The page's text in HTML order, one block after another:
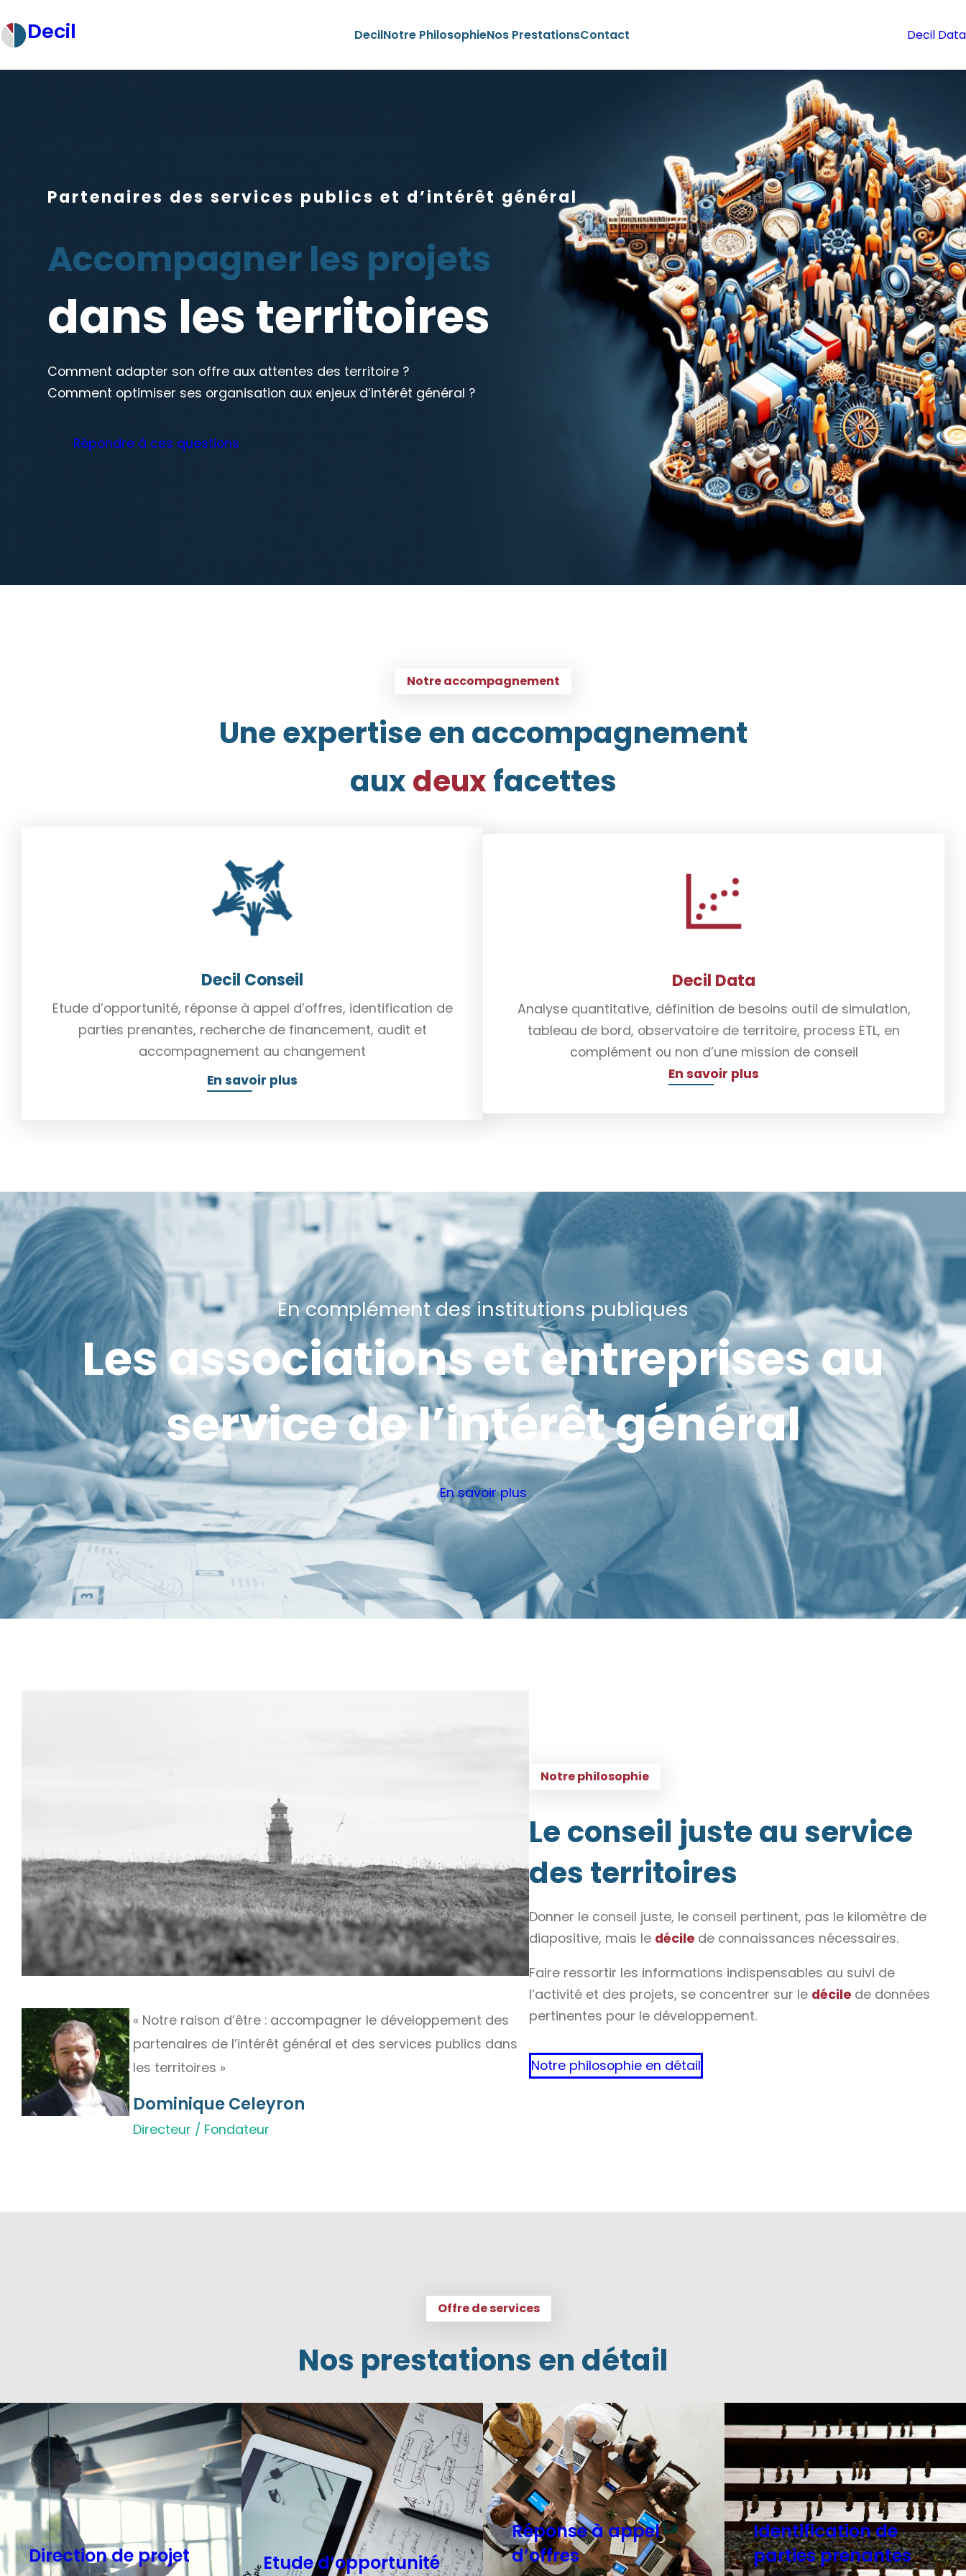
Decil DecilNotre PhilosophieNos PrestationsContact Decil Data
Partenaires des services publics et d’intérêt général
Accompagner les projets
dans les territoires
Comment adapter son offre aux attentes des territoire ?
Comment optimiser ses organisation aux enjeux d’intérêt général ?
Répondre à ces questions
Notre accompagnement
Une expertise en accompagnement
auxdeuxfacettes
Decil Conseil
Etude d’opportunité, réponse à appel d’offres, identification de
parties prenantes, recherche de financement, audit et
accompagnement au changement
En savoir plus
Decil Data
Analyse quantitative, définition de besoins outil de simulation,
tableau de bord, observatoire de territoire, process ETL, en
complément ou non d’une mission de conseil
En savoir plus
En complément des institutions publiques
Les associations et entreprises au
service de l’intérêt général
En savoir plus
« Notre raison d’être : accompagner le développement des
partenaires de l’intérêt général et des services publics dans
les territoires »
Dominique Celeyron
Directeur / Fondateur
Notre philosophie
Le conseil juste au service
des territoires
Donner le conseil juste, le conseil pertinent, pas le kilomètre de
diapositive, mais le décile de connaissances nécessaires.
Faire ressortir les informations indispensables au suivi de
l’activité et des projets, se concentrer sur le décile de données
pertinentes pour le développement.
Notre philosophie en détail
Offre de services
Nos prestations en détail
Direction de projet Etude d’opportunité
Réponse à appel
d’offres
Identification de
parties prenantes